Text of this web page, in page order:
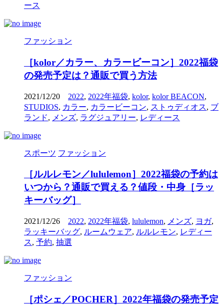
ース
ファッション
［kolor／カラー、カラービーコン］2022福袋
の発売予定は？通販で買う方法
2021/12/20 2022, 2022年福袋, kolor, kolor BEACON,
STUDIOS, カラー, カラービーコン, ストゥディオス, ブ
ランド, メンズ, ラグジュアリー, レディース
スポーツ ファッション
［ルルレモン／lululemon］2022福袋の予約は
いつから？通販で買える？値段・中身［ラッ
キーバッグ］
2021/12/26 2022, 2022年福袋, lululemon, メンズ, ヨガ,
ラッキーバッグ, ルームウェア, ルルレモン, レディー
ス, 予約, 抽選
ファッション
［ポシェ／POCHER］2022年福袋の発売予定